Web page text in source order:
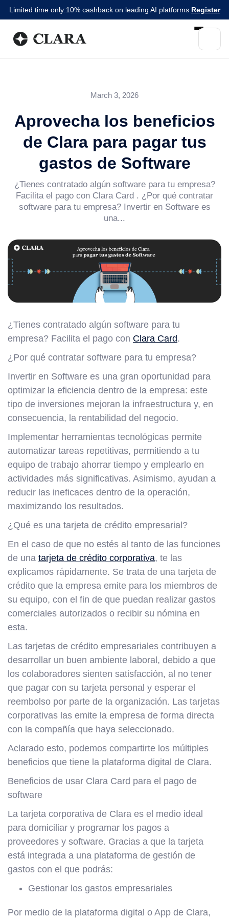
Limited time only:10% cashback on leading AI platforms. Register
March 3, 2026
Aprovecha los beneficios
de Clara para pagar tus
gastos de Software
¿Tienes contratado algún software para tu empresa?
Facilita el pago con Clara Card . ¿Por qué contratar
software para tu empresa? Invertir en Software es
una...
¿Tienes contratado algún software para tu
empresa? Facilita el pago con Clara Card.
¿Por qué contratar software para tu empresa?
Invertir en Software es una gran oportunidad para
optimizar la eficiencia dentro de la empresa: este
tipo de inversiones mejoran la infraestructura y, en
consecuencia, la rentabilidad del negocio.
Implementar herramientas tecnológicas permite
automatizar tareas repetitivas, permitiendo a tu
equipo de trabajo ahorrar tiempo y emplearlo en
actividades más significativas. Asimismo, ayudan a
reducir las ineficaces dentro de la operación,
maximizando los resultados.
¿Qué es una tarjeta de crédito empresarial?
En el caso de que no estés al tanto de las funciones
de una tarjeta de crédito corporativa, te las
explicamos rápidamente. Se trata de una tarjeta de
crédito que la empresa emite para los miembros de
su equipo, con el fin de que puedan realizar gastos
comerciales autorizados o recibir su nómina en
esta.
Las tarjetas de crédito empresariales contribuyen a
desarrollar un buen ambiente laboral, debido a que
los colaboradores sienten satisfacción, al no tener
que pagar con su tarjeta personal y esperar el
reembolso por parte de la organización. Las tarjetas
corporativas las emite la empresa de forma directa
con la compañía que haya seleccionado.
Aclarado esto, podemos compartirte los múltiples
beneficios que tiene la plataforma digital de Clara.
Beneficios de usar Clara Card para el pago de
software
La tarjeta corporativa de Clara es el medio ideal
para domiciliar y programar los pagos a
proveedores y software. Gracias a que la tarjeta
está integrada a una plataforma de gestión de
gastos con el que podrás:
Gestionar los gastos empresariales
Por medio de la plataforma digital o App de Clara,